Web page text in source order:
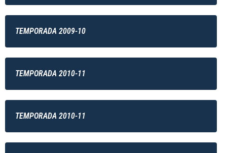
TEMPORADA 2009-10
TEMPORADA 2010-11
TEMPORADA 2010-11